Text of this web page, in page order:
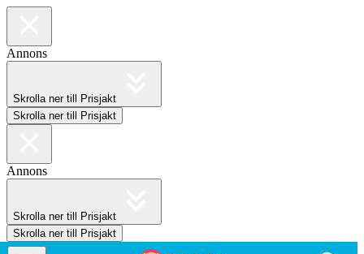
Annons
Skrolla ner till Prisjakt
Skrolla ner till Prisjakt
Annons
Skrolla ner till Prisjakt
Skrolla ner till Prisjakt